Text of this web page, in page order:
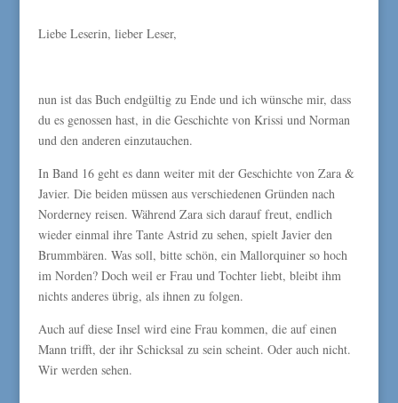
Liebe Leserin, lieber Leser,
nun ist das Buch endgültig zu Ende und ich wünsche mir, dass
du es genossen hast, in die Geschichte von Krissi und Norman
und den anderen einzutauchen.
In Band 16 geht es dann weiter mit der Geschichte von Zara &
Javier. Die beiden müssen aus verschiedenen Gründen nach
Norderney reisen. Während Zara sich darauf freut, endlich
wieder einmal ihre Tante Astrid zu sehen, spielt Javier den
Brummbären. Was soll, bitte schön, ein Mallorquiner so hoch
im Norden? Doch weil er Frau und Tochter liebt, bleibt ihm
nichts anderes übrig, als ihnen zu folgen.
Auch auf diese Insel wird eine Frau kommen, die auf einen
Mann trifft, der ihr Schicksal zu sein scheint. Oder auch nicht.
Wir werden sehen.